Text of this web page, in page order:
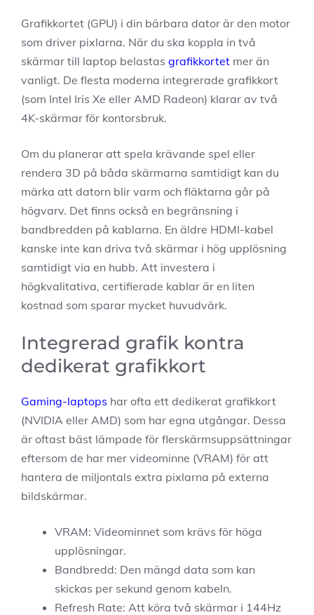
Grafikkortet (GPU) i din bärbara dator är den motor
som driver pixlarna. När du ska koppla in två
skärmar till laptop belastas grafikkortet mer än
vanligt. De flesta moderna integrerade grafikkort
(som Intel Iris Xe eller AMD Radeon) klarar av två
4K-skärmar för kontorsbruk.
Om du planerar att spela krävande spel eller
rendera 3D på båda skärmarna samtidigt kan du
märka att datorn blir varm och fläktarna går på
högvarv. Det finns också en begränsning i
bandbredden på kablarna. En äldre HDMI-kabel
kanske inte kan driva två skärmar i hög upplösning
samtidigt via en hubb. Att investera i
högkvalitativa, certifierade kablar är en liten
kostnad som sparar mycket huvudvärk.
Integrerad grafik kontra
dedikerat grafikkort
Gaming-laptops har ofta ett dedikerat grafikkort
(NVIDIA eller AMD) som har egna utgångar. Dessa
är oftast bäst lämpade för flerskärmsuppsättningar
eftersom de har mer videominne (VRAM) för att
hantera de miljontals extra pixlarna på externa
bildskärmar.
VRAM: Videominnet som krävs för höga
upplösningar.
Bandbredd: Den mängd data som kan
skickas per sekund genom kabeln.
Refresh Rate: Att köra två skärmar i 144Hz